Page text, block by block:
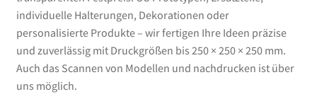
individuelle Halterungen, Dekorationen oder
personalisierte Produkte – wir fertigen Ihre Ideen präzise
und zuverlässig mit Druckgrößen bis 250 × 250 × 250 mm.
Auch das Scannen von Modellen und nachdrucken ist über
uns möglich.